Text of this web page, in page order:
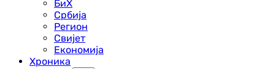
БиХ
Србија
Регион
Свијет
Економија
Хроника